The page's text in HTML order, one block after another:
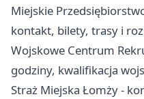
Miejskie
kontakt, bilety, trasy i
Wojskowe Centrum
godziny, kwalifikacja
Straż Miejska Łomży -